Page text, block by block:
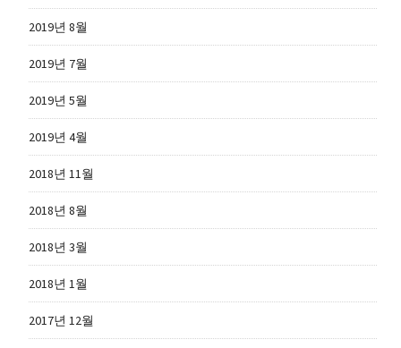
2019년 8월
2019년 7월
2019년 5월
2019년 4월
2018년 11월
2018년 8월
2018년 3월
2018년 1월
2017년 12월